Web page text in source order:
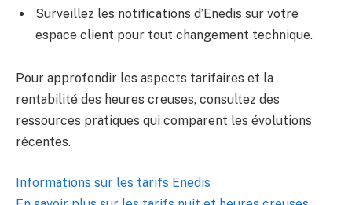
Surveillez les notifications d’Enedis sur votre
espace client pour tout changement technique.
Pour approfondir les aspects tarifaires et la
rentabilité des heures creuses, consultez des
ressources pratiques qui comparent les évolutions
récentes.
Informations sur les tarifs Enedis